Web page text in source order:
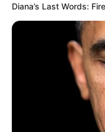
6. Hotel bentuk
para penyanyi,
penginapan
Diana’s Last Words: